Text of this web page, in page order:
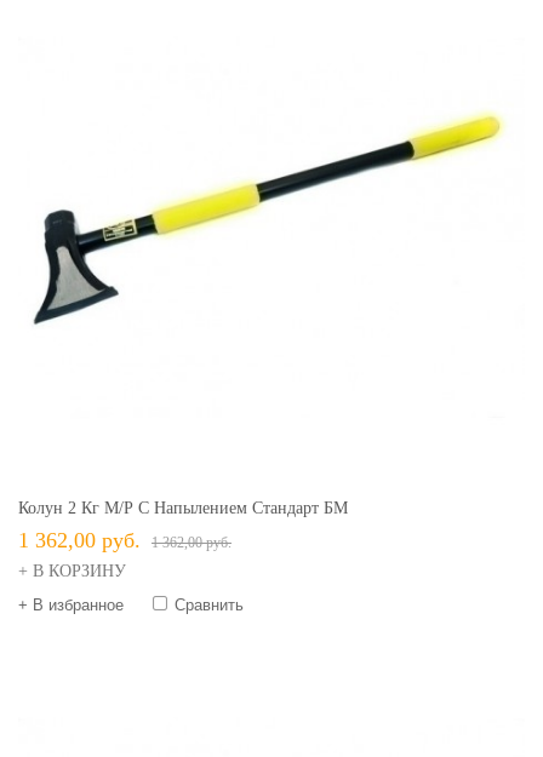
Колун 2 Кг М/р С Напылением Стандарт БМ
1 362,00 руб. 1 362,00 руб.
+ В КОРЗИНУ
+ В избранное
Сравнить